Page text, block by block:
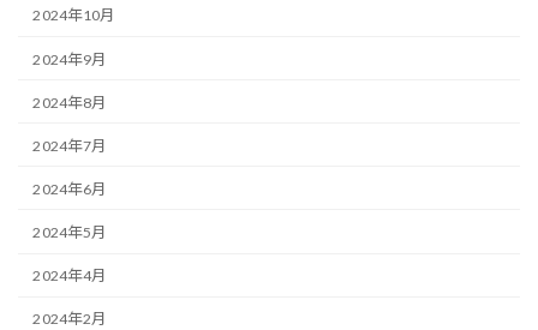
2024年10月
2024年9月
2024年8月
2024年7月
2024年6月
2024年5月
2024年4月
2024年2月